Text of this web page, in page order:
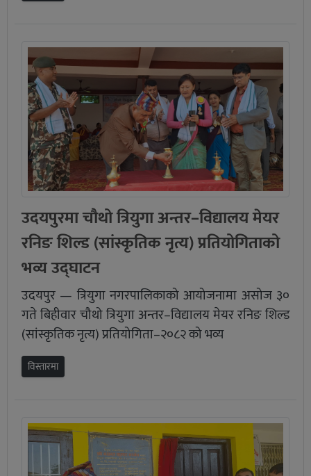
उदयपुरमा चौथो त्रियुगा अन्तर–विद्यालय मेयर
रनिङ शिल्ड (सांस्कृतिक नृत्य) प्रतियोगिताको
भव्य उद्घाटन
उदयपुर — त्रियुगा नगरपालिकाको आयोजनामा असोज ३०
गते बिहीवार चौथो त्रियुगा अन्तर–विद्यालय मेयर रनिङ शिल्ड
(सांस्कृतिक नृत्य) प्रतियोगिता–२०८२ को भव्य
विस्तारमा